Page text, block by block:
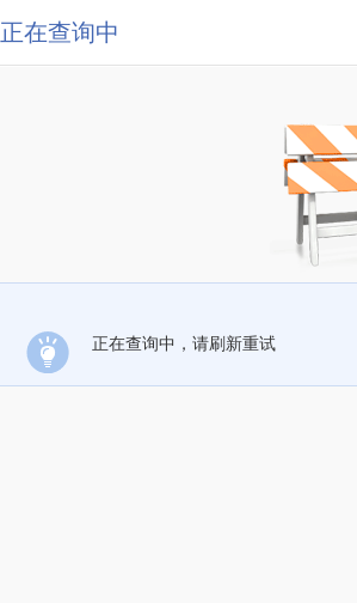
正在查询中
正在查询中，请刷新重试